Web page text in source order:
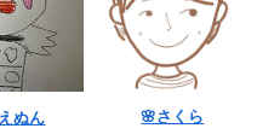
ぬん 🌸さくら